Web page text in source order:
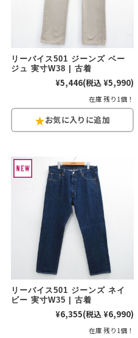
リーバイス501 ジーンズ ベー
ジュ 実寸W38 | 古着
¥5,446(税込 ¥5,990)
在庫 残り1個！
リーバイス501 ジーンズ ネイ
ビー 実寸W35 | 古着
¥6,355(税込 ¥6,990)
在庫 残り1個！